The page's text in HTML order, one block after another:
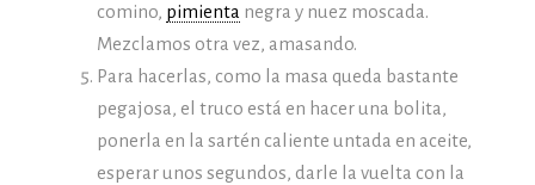
comino, pimienta negra y nuez moscada.
Mezclamos otra vez, amasando.
Para hacerlas, como la masa queda bastante
pegajosa, el truco está en hacer una bolita,
ponerla en la sartén caliente untada en aceite,
esperar unos segundos, darle la vuelta con la